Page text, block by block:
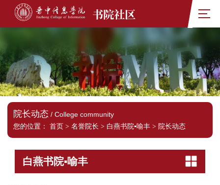
书院社区
院长动态 / College community
您的位置：
首页 > 名誉院长 > 白燕书院▪喻丰 > 院长动态
白燕书院▪喻丰